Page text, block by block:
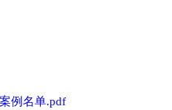
例名单.pdf